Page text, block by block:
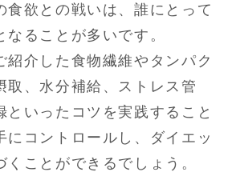
食欲との戦いは、誰にとって
なることが多いです。
紹介した食物繊維やタンパク
取、水分補給、ストレス管
といったコツを実践すること
にコントロールし、ダイエッ
くことができるでしょう。